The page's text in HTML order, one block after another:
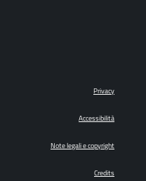
Privacy
Accessibilità
Note legali e copyright
Credits